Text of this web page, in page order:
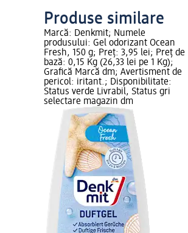
Produse similare
Marcă: Denkmit; Numele
produsului: Gel odorizant Ocean
Fresh, 150 g; Preț: 3,95 lei; Preț de
bază: 0,15 Kg (26,33 lei pe 1 Kg);
Grafică Marcă dm; Avertisment de
pericol: iritant.; Disponibilitate:
Status verde Livrabil, Status gri
selectare magazin dm